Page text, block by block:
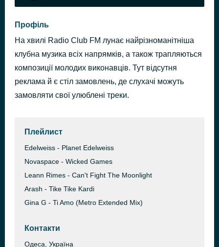
Профіль
На хвилі Radio Club FM лунає найрізноманітніша
клубна музика всіх напрямків, а також трапляються
композиції молодих виконавців. Тут відсутня
реклама й є стіл замовлень, де слухачі можуть
замовляти свої улюблені треки.
Плейлист
Edelweiss - Planet Edelweiss
Novaspace - Wicked Games
Leann Rimes - Can't Fight The Moonlight
Arash - Tike Tike Kardi
Gina G - Ti Amo (Metro Extended Mix)
Контакти
Одеса, Україна